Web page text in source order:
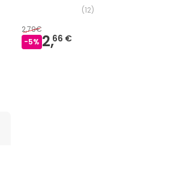
(12)
2,79€
-5% 2,66 €